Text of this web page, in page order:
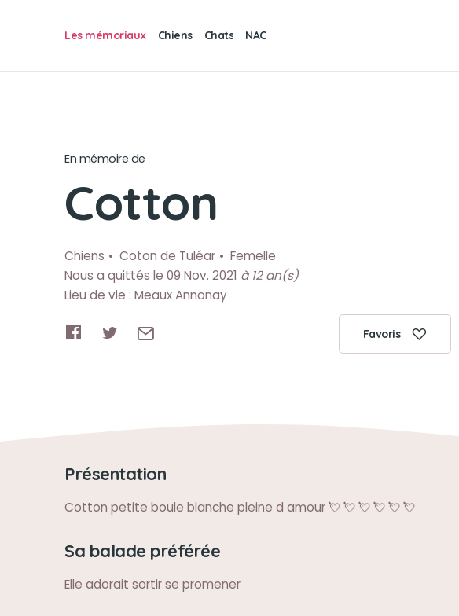
Les mémoriaux Chiens Chats NAC
En mémoire de
Cotton
Chiens Coton de Tuléar
Femelle
Nous a quittés le 09 Nov. 2021 à 12 an(s)
Lieu de vie : Meaux Annonay
Favoris
Présentation
Cotton petite boule blanche pleine d amour 💘 💘 💘 💘 💘 💘
Sa balade préférée
Elle adorait sortir se promener